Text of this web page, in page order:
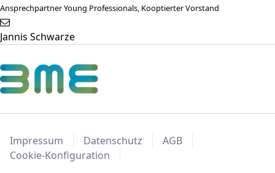
Ansprechpartner Young Professionals, Kooptierter Vorstand
Jannis Schwarze
Impressum Datenschutz
AGB
Cookie-Konfiguration